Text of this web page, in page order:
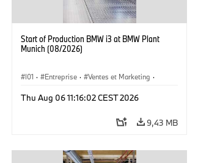
Start of Production BMW i3 at BMW Plant
Munich (08/2026)
I01 · Entreprise · Ventes et Marketing ·
Thu Aug 06 11:16:02 CEST 2026
9,43 MB